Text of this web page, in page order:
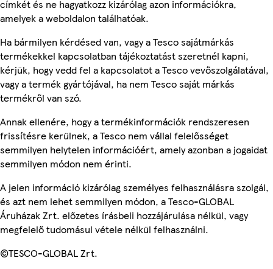
címkét és ne hagyatkozz kizárólag azon információkra,
amelyek a weboldalon találhatóak.
Ha bármilyen kérdésed van, vagy a Tesco sajátmárkás
termékekkel kapcsolatban tájékoztatást szeretnél kapni,
kérjük, hogy vedd fel a kapcsolatot a Tesco vevőszolgálatával,
vagy a termék gyártójával, ha nem Tesco saját márkás
termékről van szó.
Annak ellenére, hogy a termékinformációk rendszeresen
frissítésre kerülnek, a Tesco nem vállal felelősséget
semmilyen helytelen információért, amely azonban a jogaidat
semmilyen módon nem érinti.
A jelen információ kizárólag személyes felhasználásra szolgál,
és azt nem lehet semmilyen módon, a Tesco-GLOBAL
Áruházak Zrt. előzetes írásbeli hozzájárulása nélkül, vagy
megfelelő tudomásul vétele nélkül felhasználni.
©TESCO-GLOBAL Zrt.